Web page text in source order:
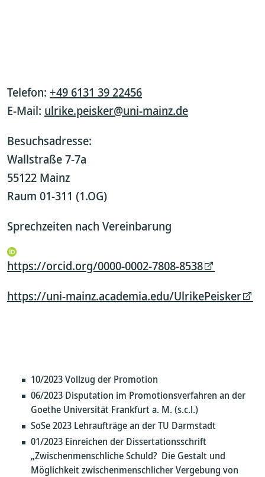
Telefon: +49 6131 39 22456
E-Mail: ulrike.peisker@uni-mainz.de
Besuchsadresse:
Wallstraße 7-7a
55122 Mainz
Raum 01-311 (1.OG)
Sprechzeiten nach Vereinbarung
https://orcid.org/0000-0002-7808-8538
https://uni-mainz.academia.edu/UlrikePeisker
10/2023 Vollzug der Promotion
06/2023 Disputation im Promotionsverfahren an der
Goethe Universität Frankfurt a. M. (s.c.l.)
SoSe 2023 Lehraufträge an der TU Darmstadt
01/2023 Einreichen der Dissertationsschrift
„Zwischenmenschliche Schuld? Die Gestalt und
Möglichkeit zwischenmenschlicher Vergebung von